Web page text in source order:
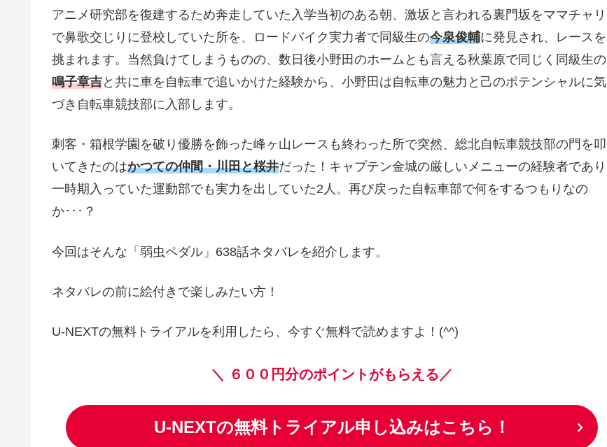
アニメ研究部を復建するため奔走していた入学当初のある朝、激坂と言われる裏門坂をママチャリ
で鼻歌交じりに登校していた所を、ロードバイク実力者で同級生の今泉俊輔に発見され、レースを
挑まれます。当然負けてしまうものの、数日後小野田のホームとも言える秋葉原で同じく同級生の
鳴子章吉と共に車を自転車で追いかけた経験から、小野田は自転車の魅力と己のポテンシャルに気
づき自転車競技部に入部します。
刺客・箱根学園を破り優勝を飾った峰ヶ山レースも終わった所で突然、総北自転車競技部の門を叩
いてきたのはかつての仲間・川田と桜井だった！キャプテン金城の厳しいメニューの経験者であり
一時期入っていた運動部でも実力を出していた2人。再び戻った自転車部で何をするつもりなの
か･･･？
今回はそんな「弱虫ペダル」638話ネタバレを紹介します。
ネタバレの前に絵付きで楽しみたい方！
U-NEXTの無料トライアルを利用したら、今すぐ無料で読めますよ！(^^)
＼ ６００円分のポイントがもらえる／
U-NEXTの無料トライアル申し込みはこちら！